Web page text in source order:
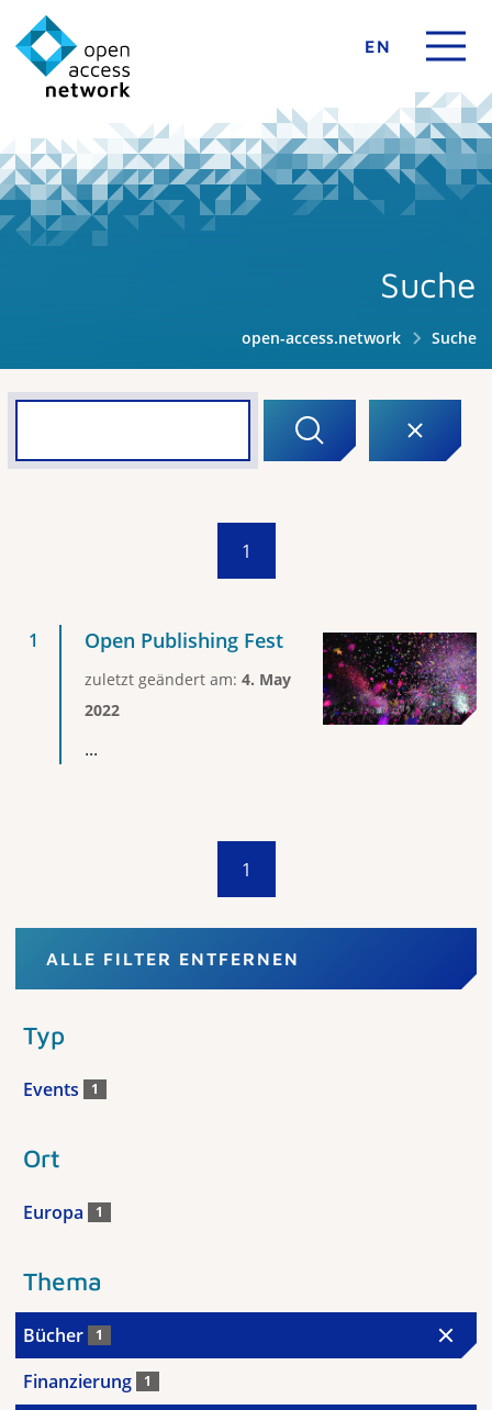
EN
Suche
open-access.network Suche
1
Open Publishing Fest
zuletzt geändert am: 4. May
2022
...
1
ALLE FILTER ENTFERNEN
Typ
Events 1
Ort
Europa 1
Thema
Bücher 1
Finanzierung 1